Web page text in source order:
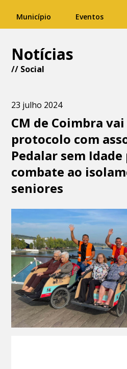
Município Eventos
Notícias
// Social
23 julho 2024
CM de Coimbra
protocolo com
Pedalar sem
combate ao
seniores